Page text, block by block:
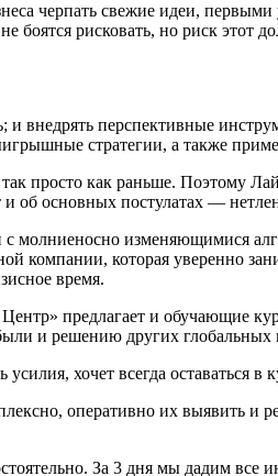
черпать свежие идеи,
боятся рисковать, но риск этот
и внедрять перспективные
стратегии, а также
просто как раньше. Поэтому
об основных постулатах —
молниеносно изменяющимися
компании, которая уверенно
время.
Центр» предлагает и обучающие
и решению других глобальных
хочет всегда оставаться
оперативно их выявить и
За 3 дня мы дадим все